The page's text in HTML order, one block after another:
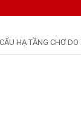
HẠ TẦNG CHƠ